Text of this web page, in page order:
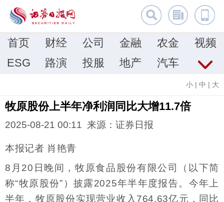
首页 财经 公司 金融 农金
视频
ESG
路演 投服 地产 汽车
小 | 中 | 大
牧原股份上半年净利润同比大增11.7倍
2025-08-21 00:11 来源：证券日报
本报记者 肖艳青
8月20日晚间，牧原食品股份有限公司（以下简
称“牧原股份”）披露2025年半年度报告。今年上
半年，牧原股份实现营业收入764.63亿元，同比